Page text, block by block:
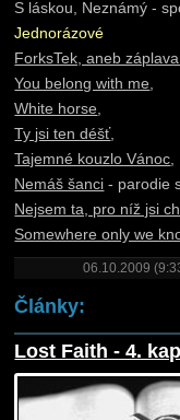
S láskou, Neznámý -
Jednorázové
ForksTek, aneb
You belong with me
White horse
Ty jsi ten déšť,
Tajemné kouzlo Vánoc
Nemáš šanci - parodie
Nejsem ta, pro níž jsi
Somewhere only we
06.10.2009
Články:
Lost Faith - 4.